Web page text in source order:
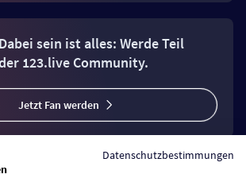
Dabei sein ist alles: Werde Teil
123.live Community.
Jetzt Fan werden
Datenschutzbestimmungen